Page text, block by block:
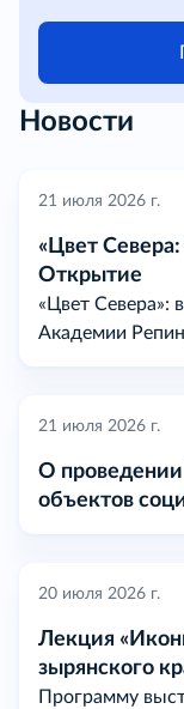
Новости
21 июля 2026 г.
«Цвет
Открытие
«Цвет Севера»:
Академии
21 июля 2026 г.
О проведении
объектов
20 июля 2026 г.
Лекция
зырянского
Вычегодской
Программу